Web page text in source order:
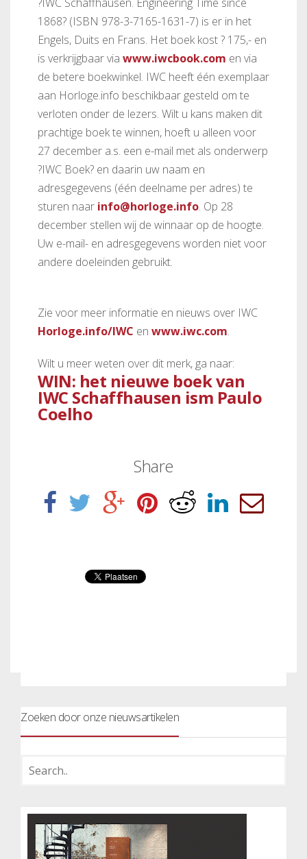
?IWC Schaffhausen. Engineering Time since
1868? (ISBN 978-3-7165-1631-7) is er in het
Engels, Duits en Frans. Het boek kost ? 175,- en
is verkrijgbaar via www.iwcbook.com en via
de betere boekwinkel. IWC heeft één exemplaar
aan Horloge.info beschikbaar gesteld om te
verloten onder de lezers. Wilt u kans maken dit
prachtige boek te winnen, hoeft u alleen voor
27 december a.s. een e-mail met als onderwerp
?IWC Boek? en daarin uw naam en
adresgegevens (één deelname per adres) te
sturen naar info@horloge.info. Op 28
december stellen wij de winnaar op de hoogte.
Uw e-mail- en adresgegevens worden niet voor
andere doeleinden gebruikt.
Zie voor meer informatie en nieuws over IWC
Horloge.info/IWC en www.iwc.com.
Wilt u meer weten over dit merk, ga naar:
WIN: het nieuwe boek van
IWC Schaffhausen ism Paulo
Coelho
Share
Zoeken door onze nieuwsartikelen